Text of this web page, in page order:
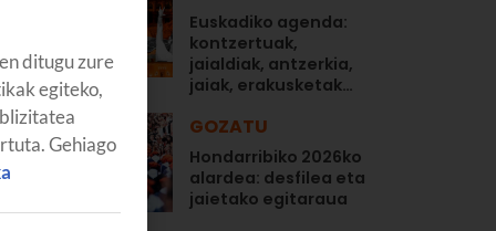
Euskadiko agenda:
kontzertuak,
jaialdiak, antzerkia,
jaiak, erakusketak…
GOZATU
Hondarribiko 2026ko
alardea: desfilea eta
jaietako egitaraua
ditugu zure
egiteko,
Gehiago